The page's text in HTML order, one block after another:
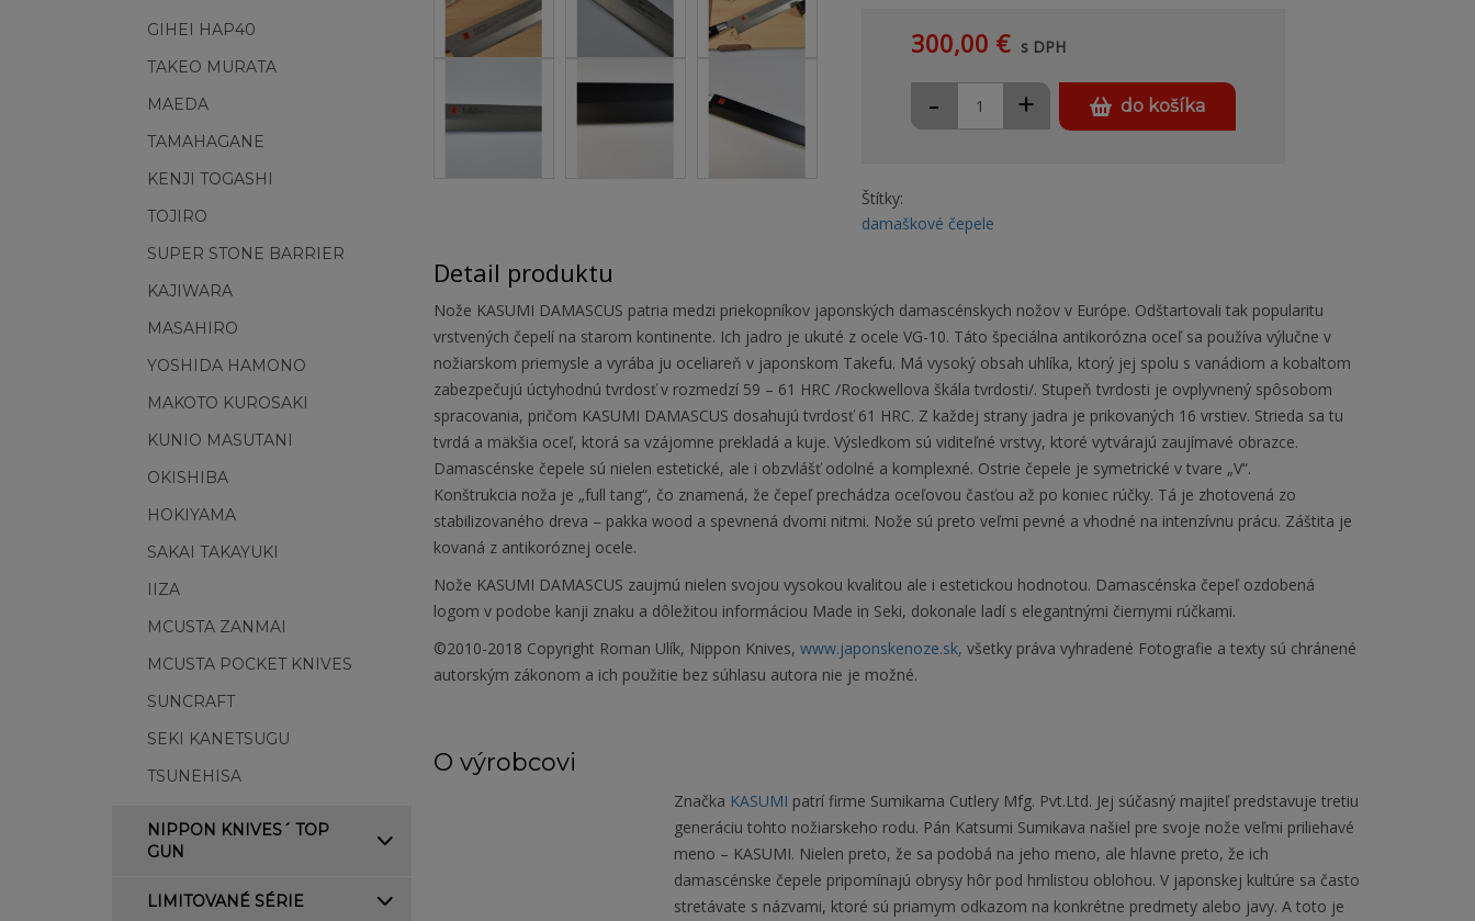
GIHEI HAP40
TAKEO MURATA
MAEDA
TAMAHAGANE
KENJI TOGASHI
TOJIRO
SUPER STONE BARRIER
KAJIWARA
MASAHIRO
YOSHIDA HAMONO
MAKOTO KUROSAKI
KUNIO MASUTANI
OKISHIBA
HOKIYAMA
SAKAI TAKAYUKI
IIZA
MCUSTA ZANMAI
MCUSTA POCKET KNIVES
SUNCRAFT
SEKI KANETSUGU
TSUNEHISA
NIPPON KNIVES´ TOP
GUN
LIMITOVANÉ SÉRIE
300,00 € s DPH
+
- do košíka
Štítky:
damaškové čepele
Detail produktu
Nože KASUMI DAMASCUS patria medzi priekopníkov japonských damascénskych nožov v Európe. Odštartovali tak popularitu
vrstvených čepelí na starom kontinente. Ich jadro je ukuté z ocele VG-10. Táto špeciálna antikorózna oceľ sa používa výlučne v
nožiarskom priemysle a vyrába ju oceliareň v japonskom Takefu. Má vysoký obsah uhlíka, ktorý jej spolu s vanádiom a kobaltom
zabezpečujú úctyhodnú tvrdosť v rozmedzí 59 – 61 HRC /Rockwellova škála tvrdosti/. Stupeň tvrdosti je ovplyvnený spôsobom
spracovania, pričom KASUMI DAMASCUS dosahujú tvrdosť 61 HRC. Z každej strany jadra je prikovaných 16 vrstiev. Strieda sa tu
tvrdá a mäkšia oceľ, ktorá sa vzájomne prekladá a kuje. Výsledkom sú viditeľné vrstvy, ktoré vytvárajú zaujímavé obrazce.
Damascénske čepele sú nielen estetické, ale i obzvlášť odolné a komplexné. Ostrie čepele je symetrické v tvare „V“.
Konštrukcia noža je „full tang“, čo znamená, že čepeľ prechádza oceľovou časťou až po koniec rúčky. Tá je zhotovená zo
stabilizovaného dreva – pakka wood a spevnená dvomi nitmi. Nože sú preto veľmi pevné a vhodné na intenzívnu prácu. Záštita je
kovaná z antikoróznej ocele.
Nože KASUMI DAMASCUS zaujmú nielen svojou vysokou kvalitou ale i estetickou hodnotou. Damascénska čepeľ ozdobená
logom v podobe kanji znaku a dôležitou informáciou Made in Seki, dokonale ladí s elegantnými čiernymi rúčkami.
©2010-2018 Copyright Roman Ulík, Nippon Knives, www.japonskenoze.sk, všetky práva vyhradené Fotografie a texty sú chránené
autorským zákonom a ich použitie bez súhlasu autora nie je možné.
O výrobcovi
Značka KASUMI patrí firme Sumikama Cutlery Mfg. Pvt.Ltd. Jej súčasný majiteľ predstavuje tretiu
generáciu tohto nožiarskeho rodu. Pán Katsumi Sumikava našiel pre svoje nože veľmi priliehavé
meno – KASUMI. Nielen preto, že sa podobá na jeho meno, ale hlavne preto, že ich
damascénske čepele pripomínajú obrysy hôr pod hmlistou oblohou. V japonskej kultúre sa často
stretávate s názvami, ktoré sú priamym odkazom na konkrétne predmety alebo javy. A toto je